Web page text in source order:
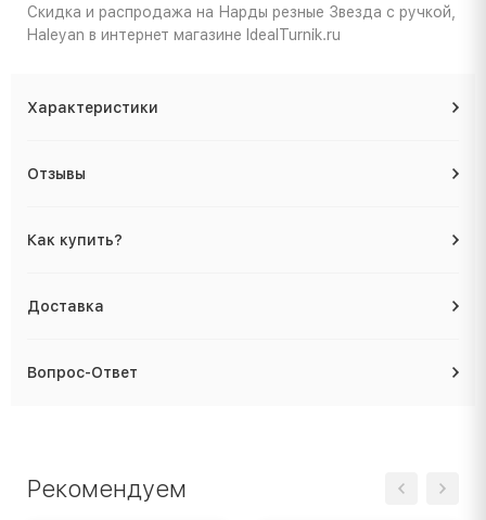
Скидка и распродажа на Нарды резные Звезда с ручкой,
Haleyan в интернет магазине IdealTurnik.ru
Характеристики
Отзывы
Как купить?
Доставка
Вопрос-Ответ
Рекомендуем